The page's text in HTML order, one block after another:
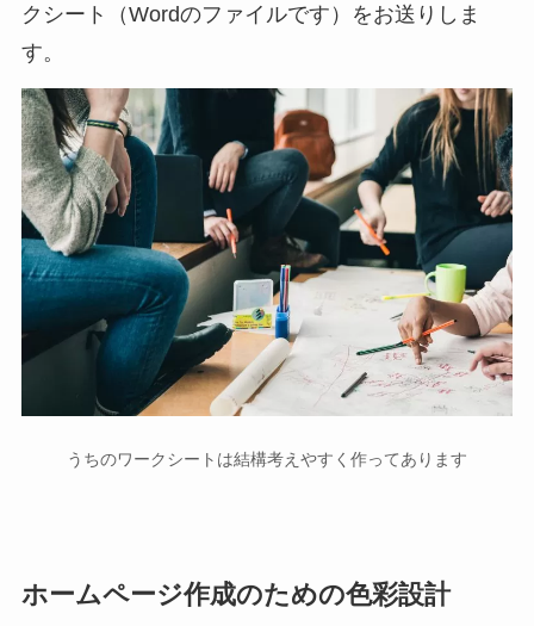
クシート（Wordのファイルです）をお送りしま
す。
うちのワークシートは結構考えやすく作ってあります
ホームページ作成のための色彩設計